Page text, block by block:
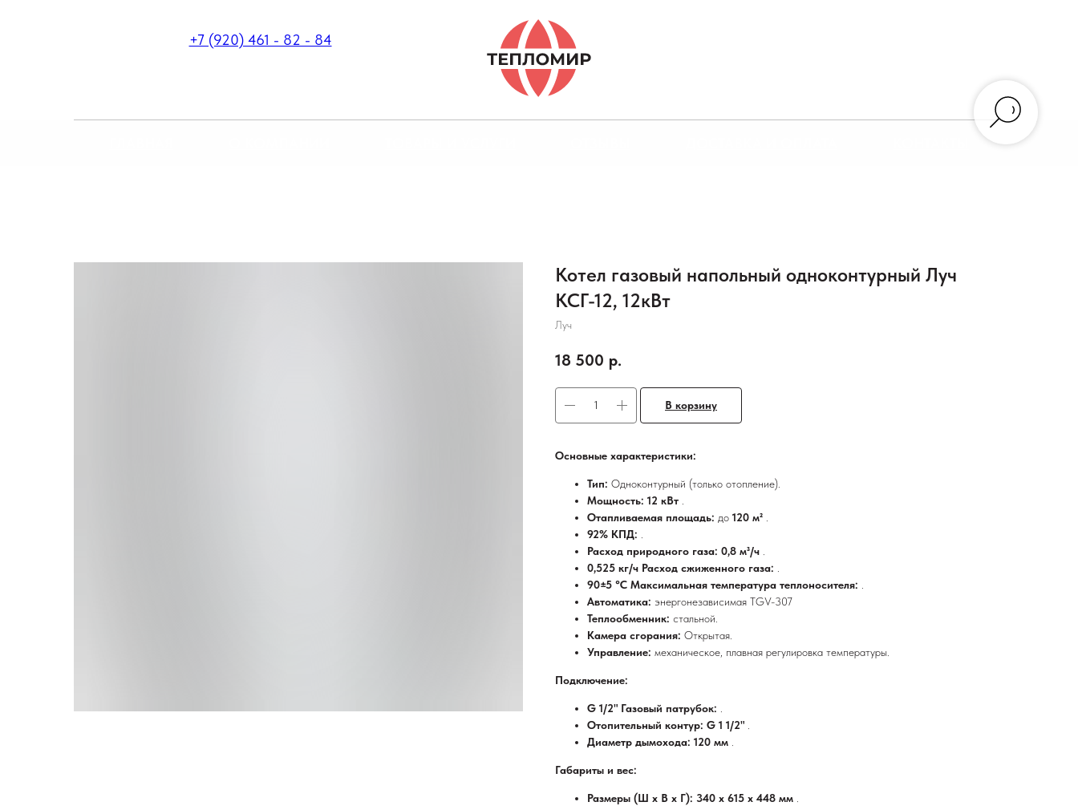
+7 (920) 461 - 82 - 84
Котел газовый напольный одноконтурный Луч
КСГ-12, 12кВт
Луч
18 500 р.
В корзину
Основные характеристики:
Тип: Одноконтурный (только отопление).
Мощность: 12 кВт
Отапливаемая площадь: до 120 м²
92% КПД:
Расход природного газа: 0,8 м³/ч
0,525 кг/ч Расход сжиженного газа:
90±5 °C Максимальная температура теплоносителя:
Автоматика: энергонезависимая TGV-307
Теплообменник: стальной.
Камера сгорания: Открытая.
Управление: механическое, плавная регулировка температуры.
Подключение:
G 1/2" Газовый патрубок:
Отопительный контур: G 1 1/2"
Диаметр дымохода: 120 мм
Габариты и вес:
Размеры (Ш x В x Г): 340 x 615 x 448 мм